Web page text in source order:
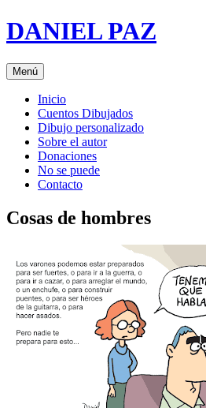
Saltar
al
DANIEL PAZ
Menú
Inicio
Cuentos Dibujados
Dibujo personalizado
Sobre el autor
Donaciones
No se puede
Contacto
Cosas de hombres